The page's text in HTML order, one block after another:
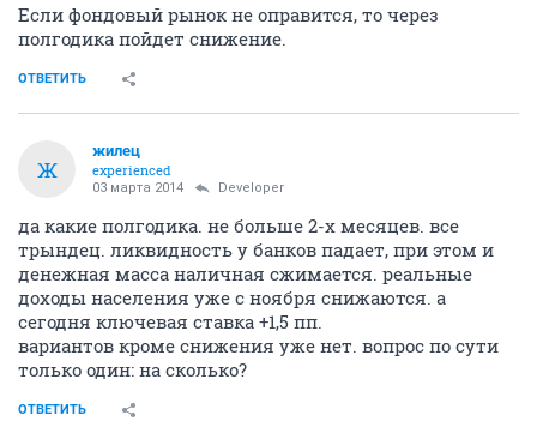
Если фондовый рынок не оправится, то через
полгодика пойдет снижение.
ОТВЕТИТЬ
Ж
жилец
experienced
03 марта 2014 Developer
да какие полгодика. не больше 2-х месяцев. все
трындец. ликвидность у банков падает, при этом и
денежная масса наличная сжимается. реальные
доходы населения уже с ноября снижаются. а
сегодня ключевая ставка +1,5 пп.
вариантов кроме снижения уже нет. вопрос по сути
только один: на сколько?
ОТВЕТИТЬ